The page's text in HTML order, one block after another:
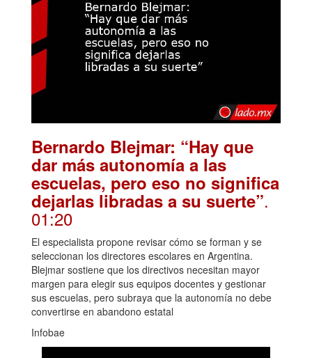
Bernardo Blejmar: “Hay que
dar más autonomía a las
escuelas, pero eso no significa
dejarlas libradas a su suerte”.
01:20
El especialista propone revisar cómo se forman y se
seleccionan los directores escolares en Argentina.
Blejmar sostiene que los directivos necesitan mayor
margen para elegir sus equipos docentes y gestionar
sus escuelas, pero subraya que la autonomía no debe
convertirse en abandono estatal
Infobae